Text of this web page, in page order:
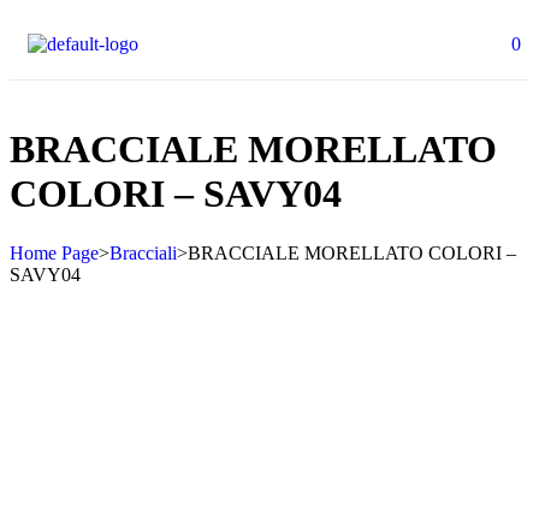
0
BRACCIALE MORELLATO
COLORI – SAVY04
Home Page>Bracciali>BRACCIALE MORELLATO COLORI –
SAVY04